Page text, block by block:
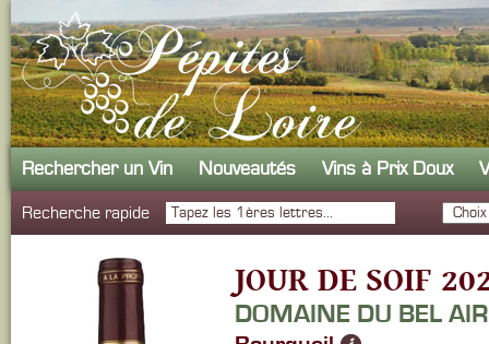
Rechercher un Vin Nouveautés Vins à Prix Doux
Recherche rapide
JOUR DE SOIF
DOMAINE DU BEL